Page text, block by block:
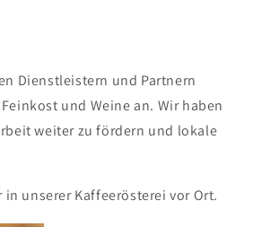
Dienstleistern und Partnern
und Weine an. Wir haben
weiter zu fördern und lokale
unserer Kaffeerösterei vor Ort.